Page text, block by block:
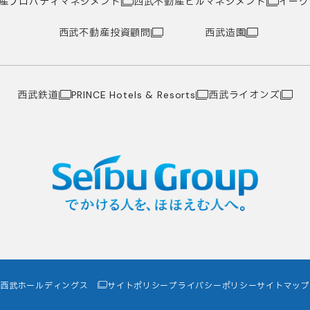
西武不動産投資顧問 西武造園
西武鉄道 PRINCE Hotels & Resorts 西武ライオンズ
西武ホールディングス サイトポリシープライバシーポリシーサイトマップ